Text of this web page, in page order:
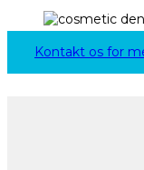
Kontakt os for